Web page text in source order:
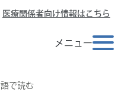
医療関係者向け情報はこちら
Toggle
メニュー
で読む